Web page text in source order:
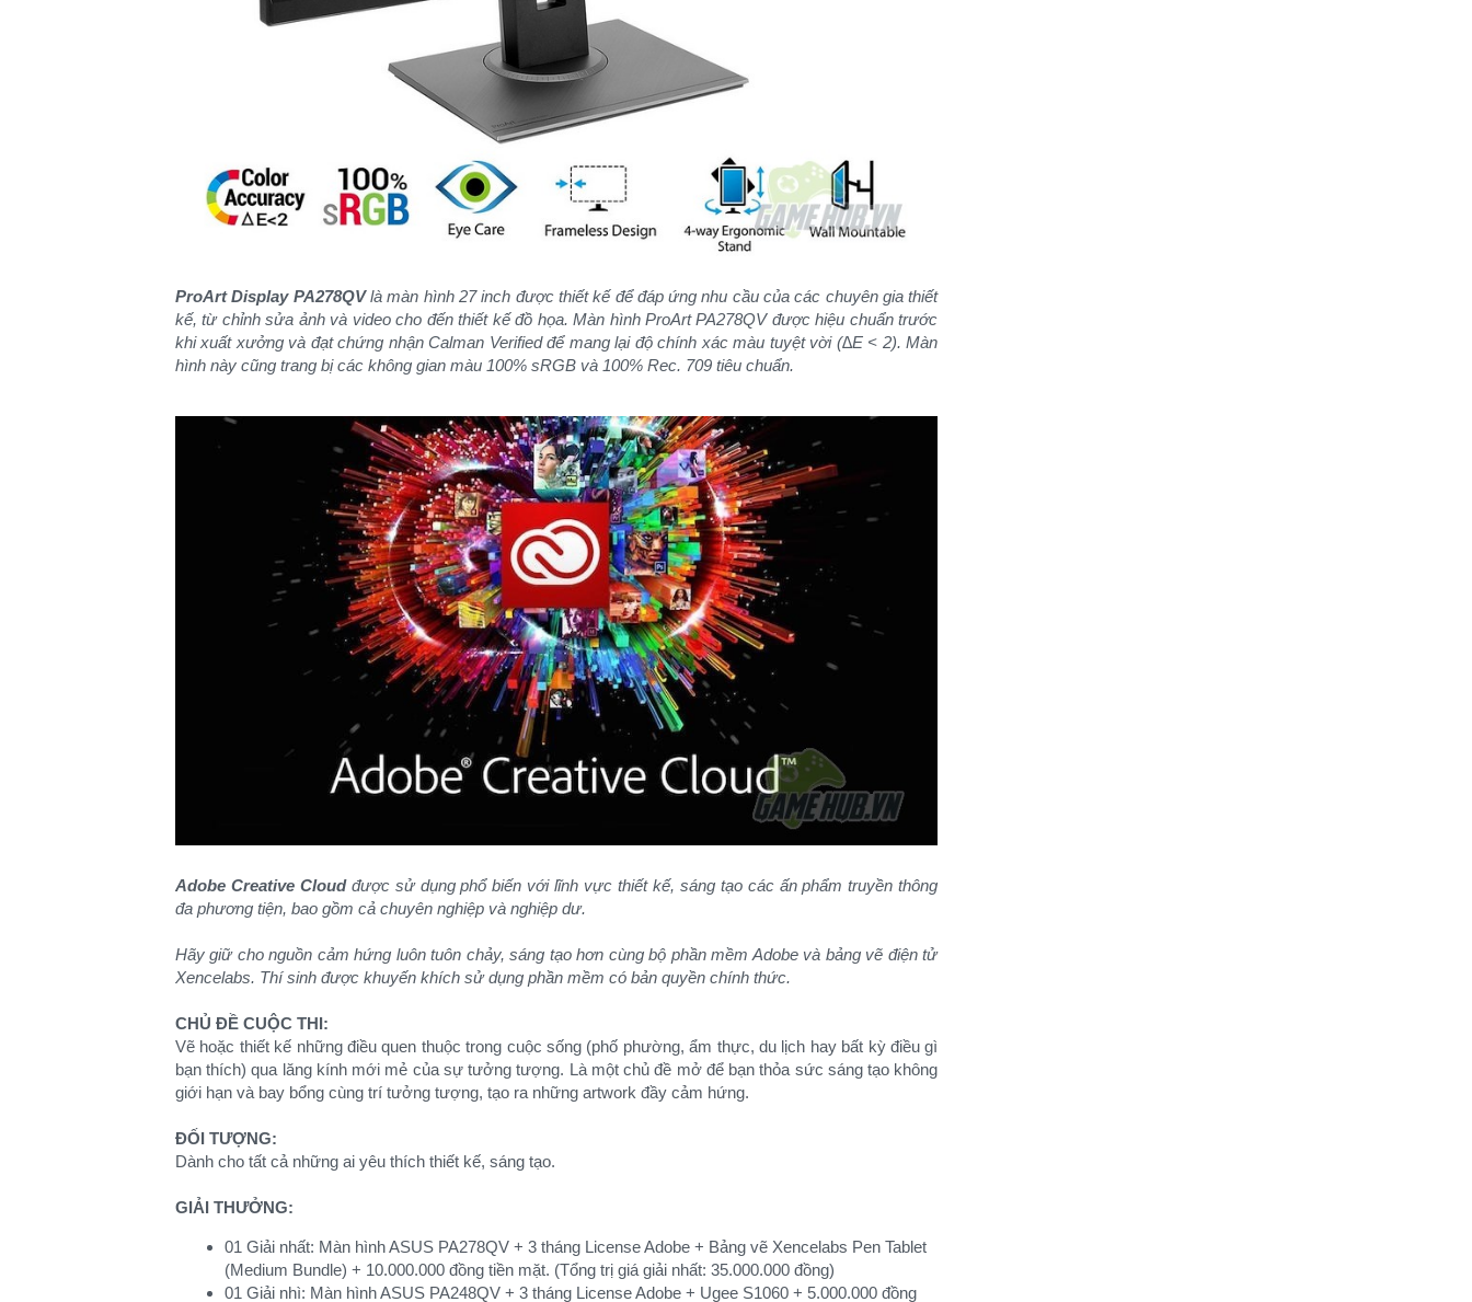
ProArt Display PA278QVlà màn hình 27 inch được thiết kế để đáp ứng nhu cầu của các chuyên gia thiết
kế, từ chỉnh sửa ảnh và video cho đến thiết kế đồ họa. Màn hình ProArt PA278QV được hiệu chuẩn trước
khi xuất xưởng và đạt chứng nhận Calman Verified để mang lại độ chính xác màu tuyệt vời (∆E < 2). Màn
hình này cũng trang bị các không gian màu 100% sRGB và 100% Rec. 709 tiêu chuẩn.
Adobe Creative Cloudđược sử dụng phổ biến với lĩnh vực thiết kế, sáng tạo các ấn phẩm truyền thông
đa phương tiện, bao gồm cả chuyên nghiệp và nghiệp dư.
Hãy giữ cho nguồn cảm hứng luôn tuôn chảy, sáng tạo hơn cùng bộ phần mềm Adobe và bảng vẽ điện tử
Xencelabs. Thí sinh được khuyến khích sử dụng phần mềm có bản quyền chính thức.
CHỦ ĐỀ CUỘC THI:
Vẽ hoặc thiết kế những điều quen thuộc trong cuộc sống (phố phường, ẩm thực, du lịch hay bất kỳ điều gì
bạn thích) qua lăng kính mới mẻ của sự tưởng tượng. Là một chủ đề mở để bạn thỏa sức sáng tạo không
giới hạn và bay bổng cùng trí tưởng tượng, tạo ra những artwork đầy cảm hứng.
ĐỐI TƯỢNG:
Dành cho tất cả những ai yêu thích thiết kế, sáng tạo.
GIẢI THƯỞNG:
01 Giải nhất: Màn hình ASUS PA278QV + 3 tháng License Adobe + Bảng vẽ Xencelabs Pen Tablet
(Medium Bundle) + 10.000.000 đồng tiền mặt. (Tổng trị giá giải nhất: 35.000.000 đồng)
01 Giải nhì: Màn hình ASUS PA248QV + 3 tháng License Adobe + Ugee S1060 + 5.000.000 đồng